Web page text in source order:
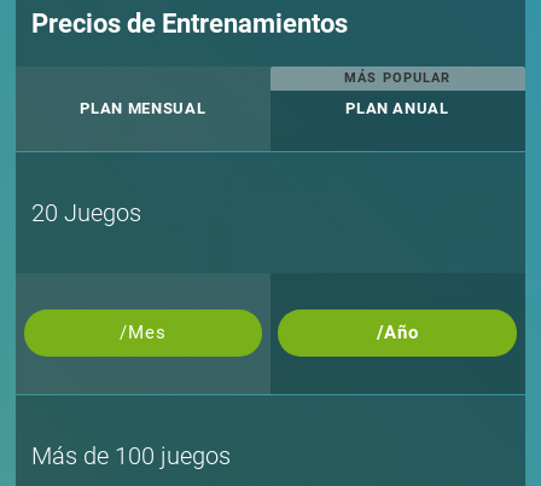
Precios de Entrenamientos
PLAN MENSUAL
MÁS POPULAR
PLAN ANUAL
20 Juegos
/Mes /Año
Más de 100 juegos